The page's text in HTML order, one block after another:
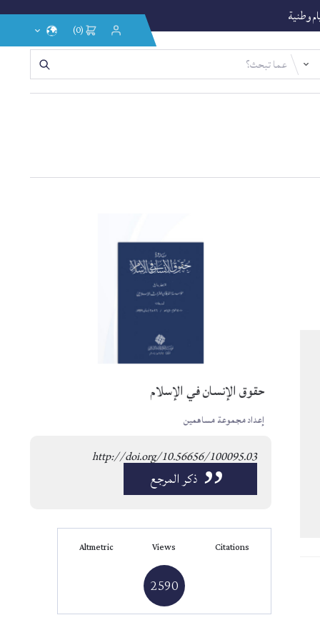
وطنية
تسجيل
الدخول
التسجيل
(0)
إختر
اللغة
حقوق الإنسان في الإسلام
إعداد مجموعة مساهمين
http://doi.org/10.56656/100095.03
” ذكر المرجع
Citations
Views
2590
Altmetric